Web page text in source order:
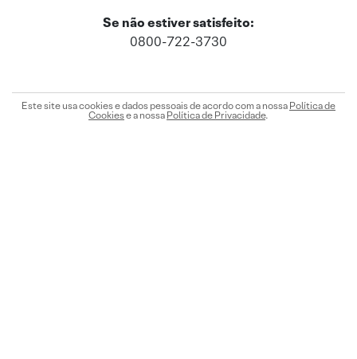
Se não estiver satisfeito:
0800-722-3730
Este site usa cookies e dados pessoais de acordo com a nossa Política de
Cookiese a nossa Política de Privacidade.